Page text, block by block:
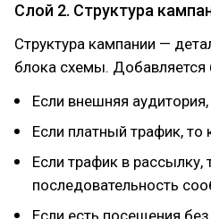
Слой 2. Структура
Структура кампании —
блока схемы. Добавляется
Если внешняя
Если платный трафик, то
Если трафик в рассылку,
последовательность
Если есть посещения без